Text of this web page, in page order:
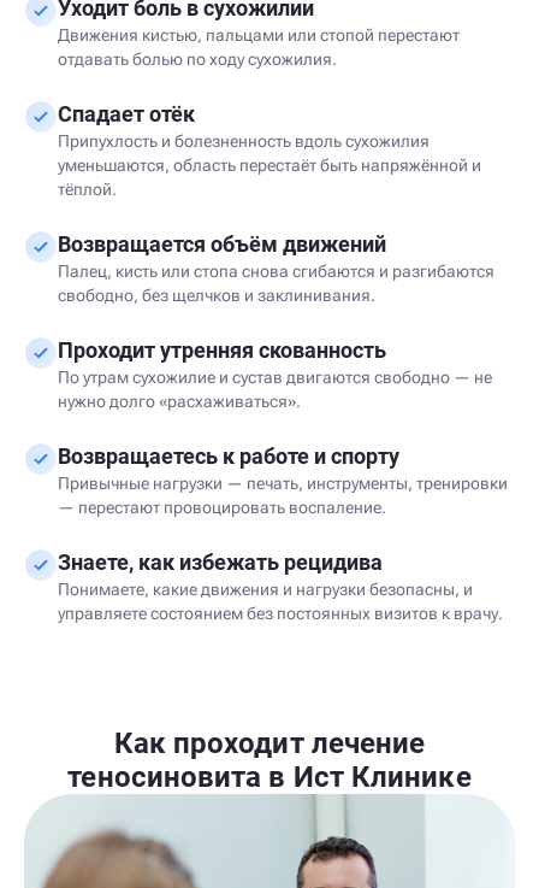
Уходит боль в сухожилии
Движения кистью, пальцами или стопой перестают
отдавать болью по ходу сухожилия.
Спадает отёк
Припухлость и болезненность вдоль сухожилия
уменьшаются, область перестаёт быть напряжённой и
тёплой.
Возвращается объём движений
Палец, кисть или стопа снова сгибаются и разгибаются
свободно, без щелчков и заклинивания.
Проходит утренняя скованность
По утрам сухожилие и сустав двигаются свободно — не
нужно долго «расхаживаться».
Возвращаетесь к работе и спорту
Привычные нагрузки — печать, инструменты, тренировки
— перестают провоцировать воспаление.
Знаете, как избежать рецидива
Понимаете, какие движения и нагрузки безопасны, и
управляете состоянием без постоянных визитов к врачу.
Как проходит лечение
теносиновита в Ист Клинике